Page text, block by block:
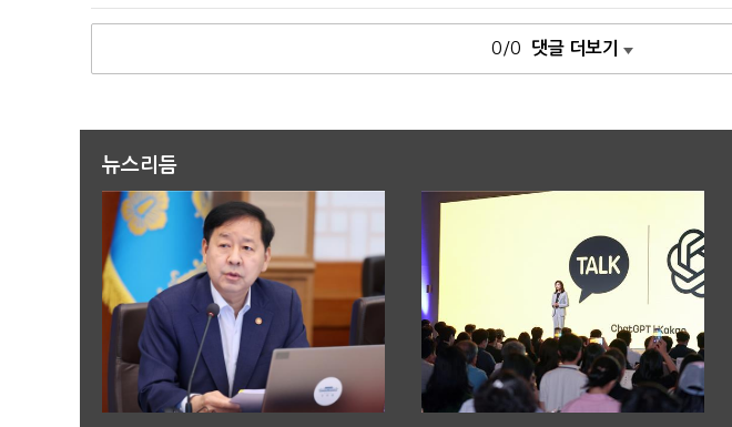
0/0 댓글 더보기
뉴스리듬